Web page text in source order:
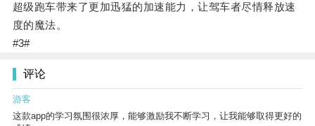
超级跑车带来了更加迅猛的加速能力，让驾车者尽情释放速
度的魔法。
#3#
评论
游客
这款app的学习氛围很浓厚，能够激励我不断学习，让我能够取得更好的